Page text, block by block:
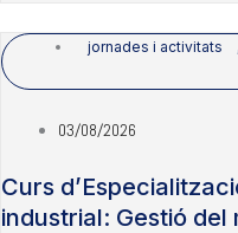
jornades i activitats
03/08/2026
Curs
industrial: Gestió del